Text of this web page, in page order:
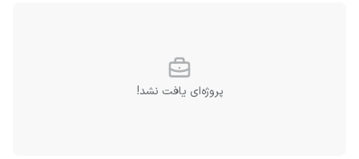
پروژه‌ای یافت نشد!